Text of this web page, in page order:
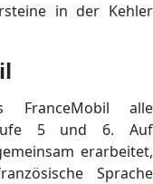
in der Kehler
FranceMobil alle
5 und 6. Auf
erarbeitet,
Sprache